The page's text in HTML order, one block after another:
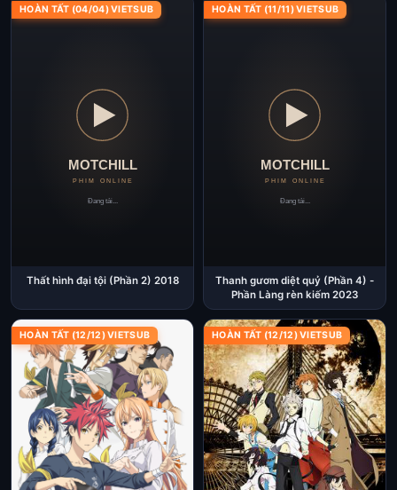
HOÀN TẤT (04/04) VIETSUB
Thất hình đại tội (Phần 2) 2018
HOÀN TẤT (11/11) VIETSUB
Thanh gươm diệt quỷ (Phần 4) -
Phần Làng rèn kiếm 2023
HOÀN TẤT (12/12) VIETSUB HOÀN TẤT (12/12) VIETSUB